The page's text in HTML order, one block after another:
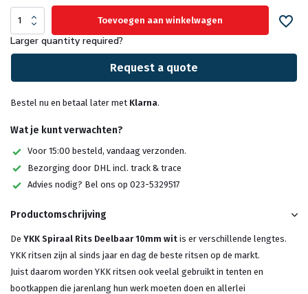
Toevoegen aan winkelwagen
Larger quantity required?
Request a quote
Bestel nu en betaal later met Klarna.
Wat je kunt verwachten?
Voor 15:00 besteld, vandaag verzonden.
Bezorging door DHL incl. track & trace
Advies nodig? Bel ons op 023-5329517
Productomschrijving
De YKK Spiraal Rits Deelbaar 10mm wit is er verschillende lengtes.
YKK ritsen zijn al sinds jaar en dag de beste ritsen op de markt.
Juist daarom worden YKK ritsen ook veelal gebruikt in tenten en
bootkappen die jarenlang hun werk moeten doen en allerlei